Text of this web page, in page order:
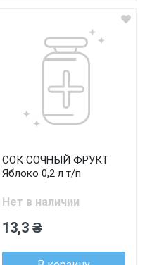
СОК СОЧНЫЙ ФРУКТ
Яблоко 0,2 л т/п
Нет в наличии
13,3 ₴